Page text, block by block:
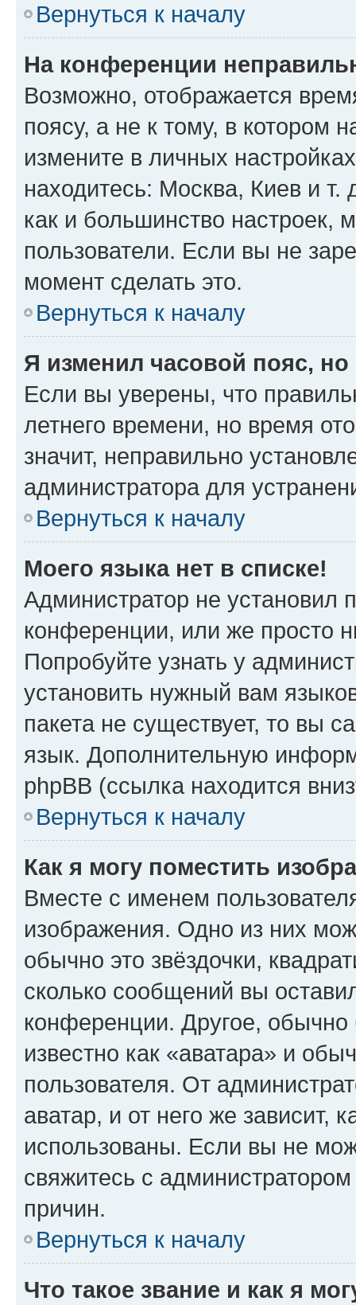
Вернуться к началу
На конференции
Возможно, отображается
поясу, а не к тому, в котором
измените в личных
находитесь: Москва, Киев и т.
как и большинство настроек,
пользователи. Если вы не
момент сделать это.
Вернуться к началу
Я изменил часовой пояс,
Если вы уверены, что
летнего времени, но время
значит, неправильно
администратора для
Вернуться к началу
Моего языка нет в списке!
Администратор не установил
конференции, или же просто
Попробуйте узнать у
установить нужный вам
пакета не существует, то вы
язык. Дополнительную
phpBB (ссылка находится
Вернуться к началу
Как я могу поместить
Вместе с именем
изображения. Одно из них
обычно это звёздочки,
сколько сообщений вы
конференции. Другое,
известно как «аватара» и
пользователя. От
аватар, и от него же зависит,
использованы. Если вы не
свяжитесь с
причин.
Вернуться к началу
Что такое звание и как я